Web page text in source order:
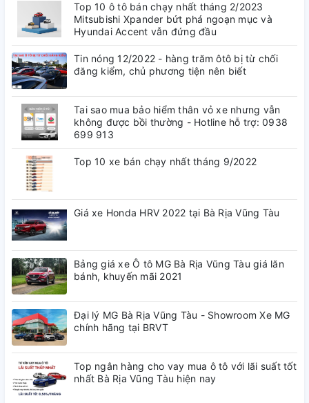
Thiết kế camera ghi hình kép
Ghi hình cùng lúc trước & sau xe
Cảm biến ảnh Sony Starvis
Cảm biến hình ảnh cao cấp Rõ nét Ngày & Đêm
Cảnh báo bằng giọng nói
Hỗ trợ lái xe an toàn
Ghi hình vòng lặp
Tự động ghi đè khi thẻ nhớ đầy
Top 10 ô tô bán chạy nhất tháng 2/2023
Mitsubishi Xpander bứt phá ngoạn mục và
Hyundai Accent vẫn đứng đầu
Tin nóng 12/2022 - hàng trăm ôtô bị từ chối
đăng kiểm, chủ phương tiện nên biết
Tai sao mua bảo hiểm thân vỏ xe nhưng vẫn
không được bồi thường - Hotline hỗ trợ: 0938
699 913
Top 10 xe bán chạy nhất tháng 9/2022
Giá xe Honda HRV 2022 tại Bà Rịa Vũng Tàu
Bảng giá xe Ô tô MG Bà Rịa Vũng Tàu giá lăn
bánh, khuyến mãi 2021
Đại lý MG Bà Rịa Vũng Tàu - Showroom Xe MG
chính hãng tại BRVT
Top ngân hàng cho vay mua ô tô với lãi suất tốt
nhất Bà Rịa Vũng Tàu hiện nay